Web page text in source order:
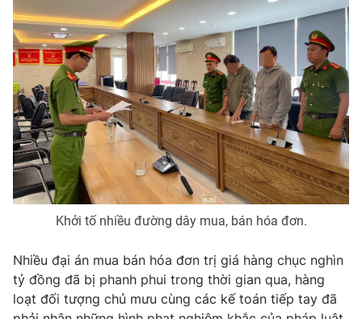
Khởi tố nhiều đường dây mua, bán hóa đơn.
Nhiều đại án mua bán hóa đơn trị giá hàng chục nghìn
tỷ đồng đã bị phanh phui trong thời gian qua, hàng
loạt đối tượng chủ mưu cùng các kế toán tiếp tay đã